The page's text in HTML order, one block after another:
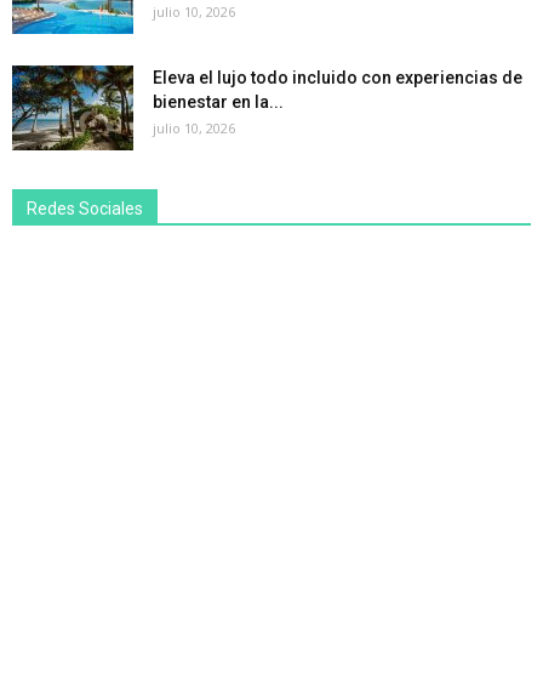
julio 10, 2026
Eleva el lujo todo incluido con experiencias de
bienestar en la...
julio 10, 2026
Redes Sociales